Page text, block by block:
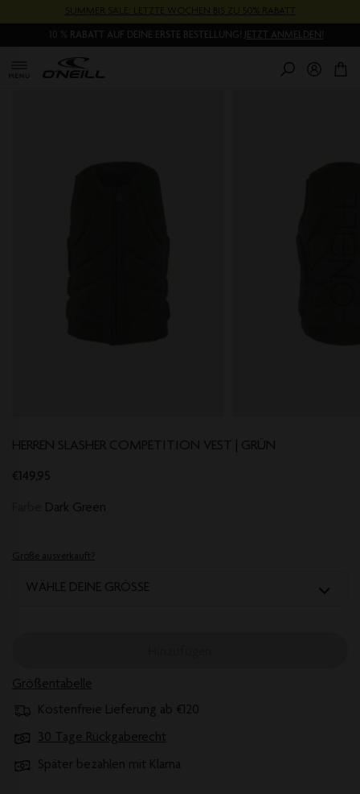
SUMMER SALE: LETZTE WOCHEN BIS ZU 50% RABATT
10 % RABATT AUF DEINE ERSTE BESTELLUNG! JETZT ANMELDEN!
HERREN SLASHER COMPETITION VEST | GRÜN
€149,95
Dark Green
Größe ausverkauft?
WÄHLE DEINE GRÖSSE
Größentabelle
Kostenfreie Lieferung ab €120
30 Tage Rückgaberecht
Später bezahlen mit Klarna